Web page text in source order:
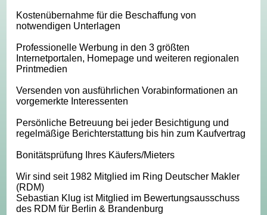
Kostenübernahme für die Beschaffung von
notwendigen Unterlagen
Professionelle Werbung in den 3 größten
Internetportalen, Homepage und weiteren regionalen
Printmedien
Versenden von ausführlichen Vorabinformationen an
vorgemerkte Interessenten
Persönliche Betreuung bei jeder Besichtigung und
regelmäßige Berichterstattung bis hin zum Kaufvertrag
Bonitätsprüfung Ihres Käufers/Mieters
Wir sind seit 1982 Mitglied im Ring Deutscher Makler
(RDM)
Sebastian Klug ist Mitglied im Bewertungsausschuss
des RDM für Berlin & Brandenburg